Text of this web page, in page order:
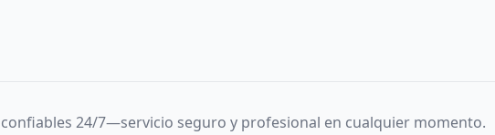
24/7—servicio seguro y profesional en cualquier momento.